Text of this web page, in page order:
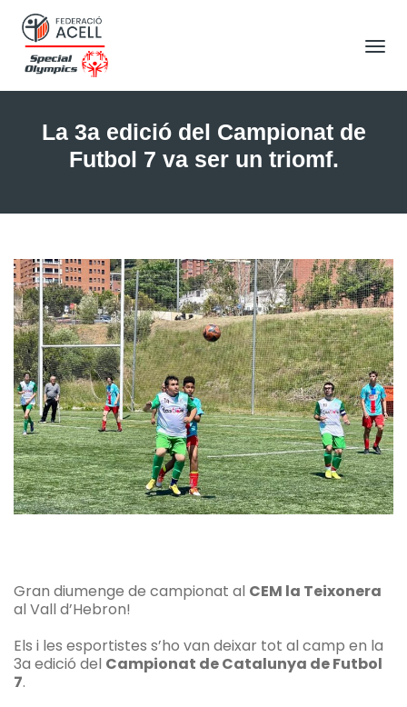
La 3a edició del Campionat de
Futbol 7 va ser un triomf.
Gran diumenge de campionat al CEM la Teixonera
al Vall d’Hebron!
Els i les esportistes s’ho van deixar tot al camp en la
3a edició del Campionat de Catalunya de Futbol
7.